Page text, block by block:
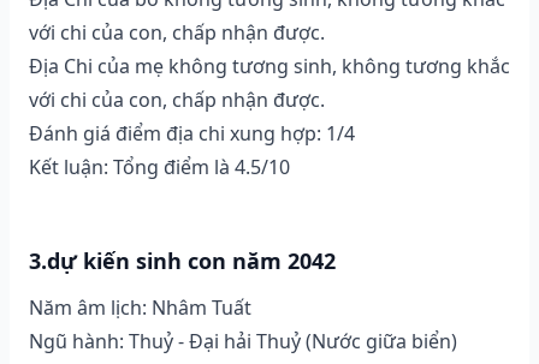
với chi của con, chấp nhận được.
Địa Chi của mẹ không tương sinh, không tương khắc
với chi của con, chấp nhận được.
Đánh giá điểm địa chi xung hợp: 1/4
Kết luận: Tổng điểm là 4.5/10
3.dự kiến sinh con năm 2042
Năm âm lịch: Nhâm Tuất
Ngũ hành: Thuỷ - Đại hải Thuỷ (Nước giữa biển)